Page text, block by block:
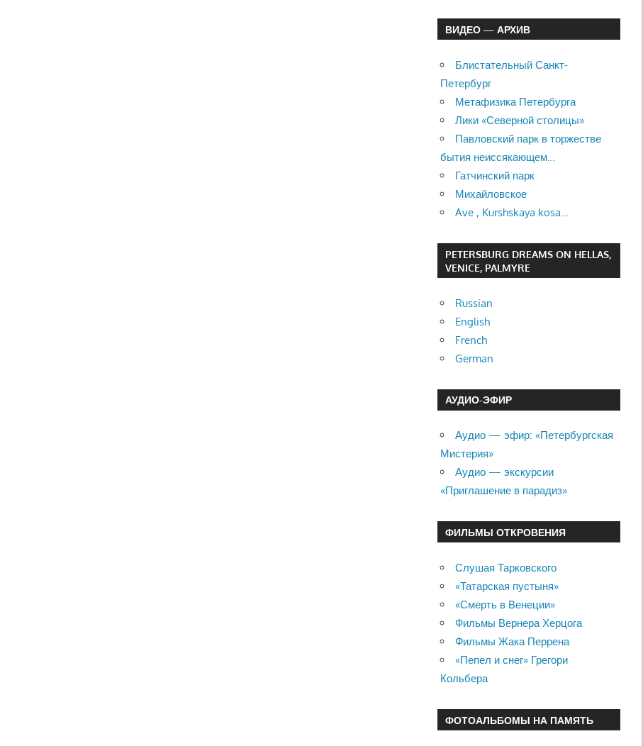
ВИДЕО — АРХИВ
Блистательный Санкт-
Петербург
Метафизика Петербурга
Лики «Северной столицы»
Павловский парк в торжестве
бытия неиссякающем…
Гатчинский парк
Михайловское
Ave , Kurshskaya kosa…
PETERSBURG DREAMS ON HELLAS,
VENICE, PALMYRE
Russian
English
French
German
АУДИО-ЭФИР
Аудио — эфир: «Петербургская
Мистерия»
Аудио — экскурсии
«Приглашение в парадиз»
ФИЛЬМЫ ОТКРОВЕНИЯ
Слушая Тарковского
«Татарская пустыня»
«Смерть в Венеции»
Фильмы Вернера Херцога
Фильмы Жака Перрена
«Пепел и снег» Грегори
Кольбера
ФОТОАЛЬБОМЫ НА ПАМЯТЬ